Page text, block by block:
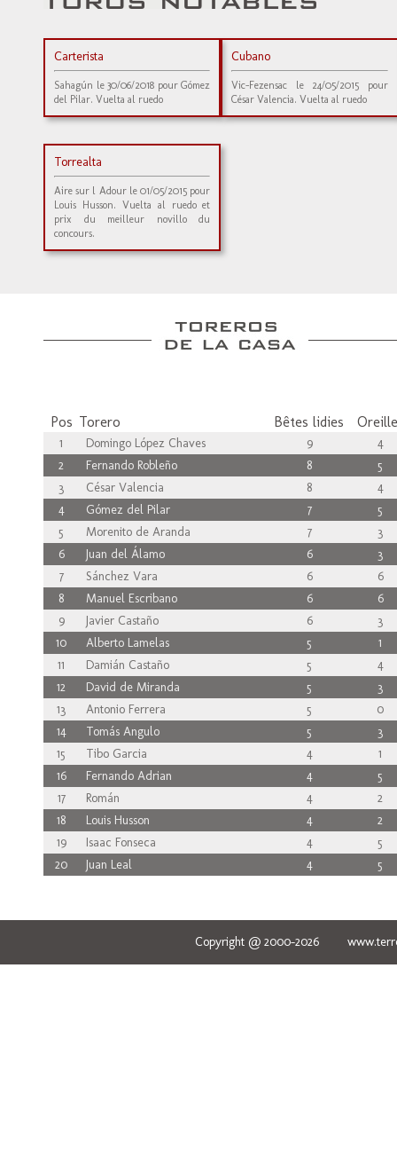
Carterista
Sahagún le 30/06/2018 pour Gómez
del Pilar. Vuelta al ruedo
Cubano
Vic-Fezensac le 24/05/2015 pour
César Valencia. Vuelta al ruedo
Torrealta
Aire sur l Adour le 01/05/2015 pour
Louis Husson. Vuelta al ruedo et
prix du meilleur novillo du
concours.
Pos Torero Bêtes lidies
1 Domingo López Chaves 9
4
2
Fernando Robleño 8
5
3
César Valencia 8
4
4
Gómez del Pilar 7
5
5
Morenito de Aranda 7
3
6
Juan del Álamo 6
3
7
Sánchez Vara 6
6
8
Manuel Escribano 6
6
9
Javier Castaño 6
3
10
Alberto Lamelas 5
1
11
Damián Castaño 5
4
12
David de Miranda 5
3
13
Antonio Ferrera 5
0
14
Tomás Angulo 5
3
15
Tibo Garcia 4
1
16
Fernando Adrian 4
5
17
Román 4
2
18
Louis Husson 4
2
19
Isaac Fonseca 4
5
20
Juan Leal 4 5
Copyright @ 2000-2026